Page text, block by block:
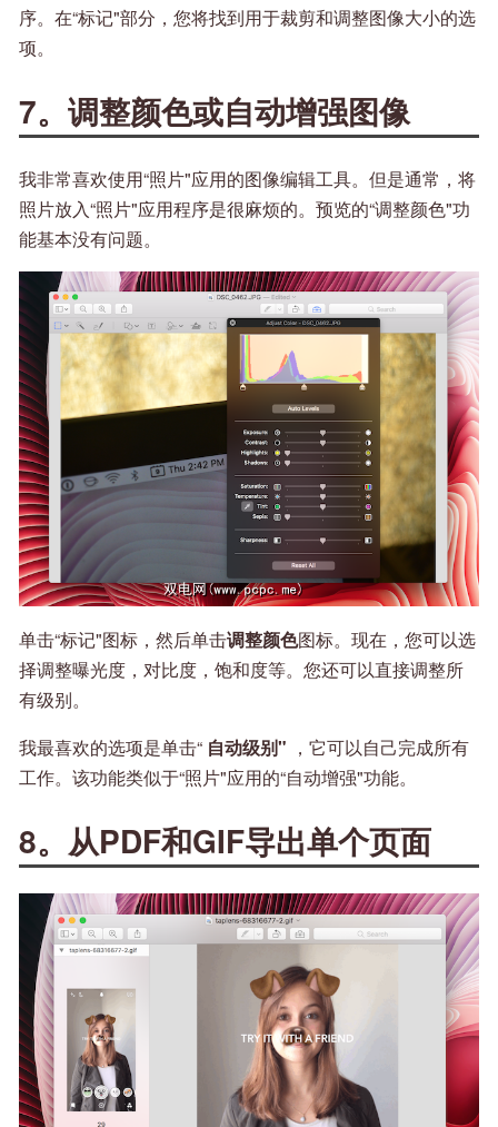
序。在“标记"部分，您将找到用于裁剪和调整图像大小的选
项。
7。调整颜色或自动增强图像
我非常喜欢使用“照片"应用的图像编辑工具。但是通常，将
照片放入“照片"应用程序是很麻烦的。预览的“调整颜色"功
能基本没有问题。
单击“标记"图标，然后单击调整颜色图标。现在，您可以选
择调整曝光度，对比度，饱和度等。您还可以直接调整所
有级别。
我最喜欢的选项是单击“ 自动级别" ，它可以自己完成所有
工作。该功能类似于“照片"应用的“自动增强"功能。
8。从PDF和GIF导出单个页面